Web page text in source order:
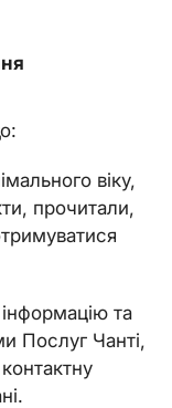
віку,
прочитали,
та
Послуг Чанті,